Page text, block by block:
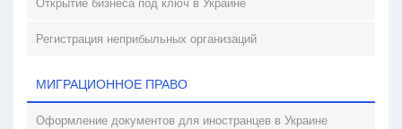
Регистрация неприбыльных организаций
МИГРАЦИОННОЕ ПРАВО
Оформление документов для иностранцев в Украине